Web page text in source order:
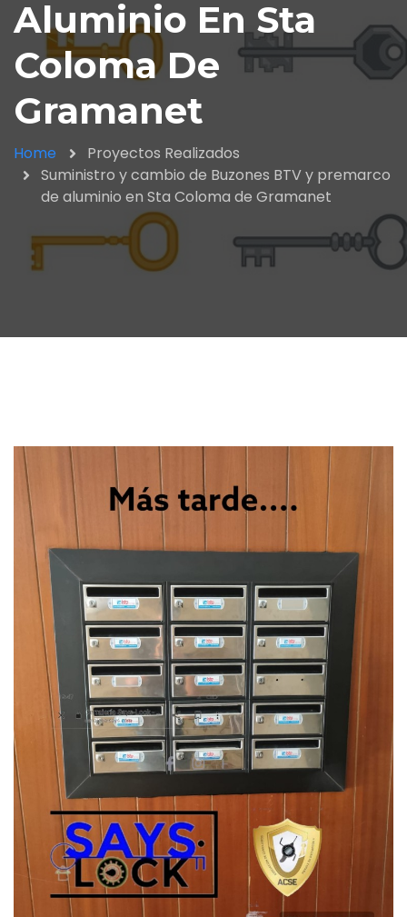
Aluminio En Sta
Coloma De
Gramanet
Home
Proyectos Realizados
Suministro y cambio de Buzones BTV y premarco
de aluminio en Sta Coloma de Gramanet